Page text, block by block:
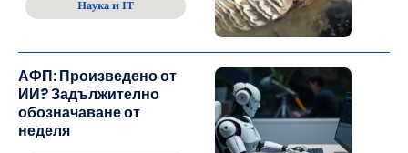
Наука и IT
АФП: Произведено от
ИИ? Задължително
обозначаване от
неделя